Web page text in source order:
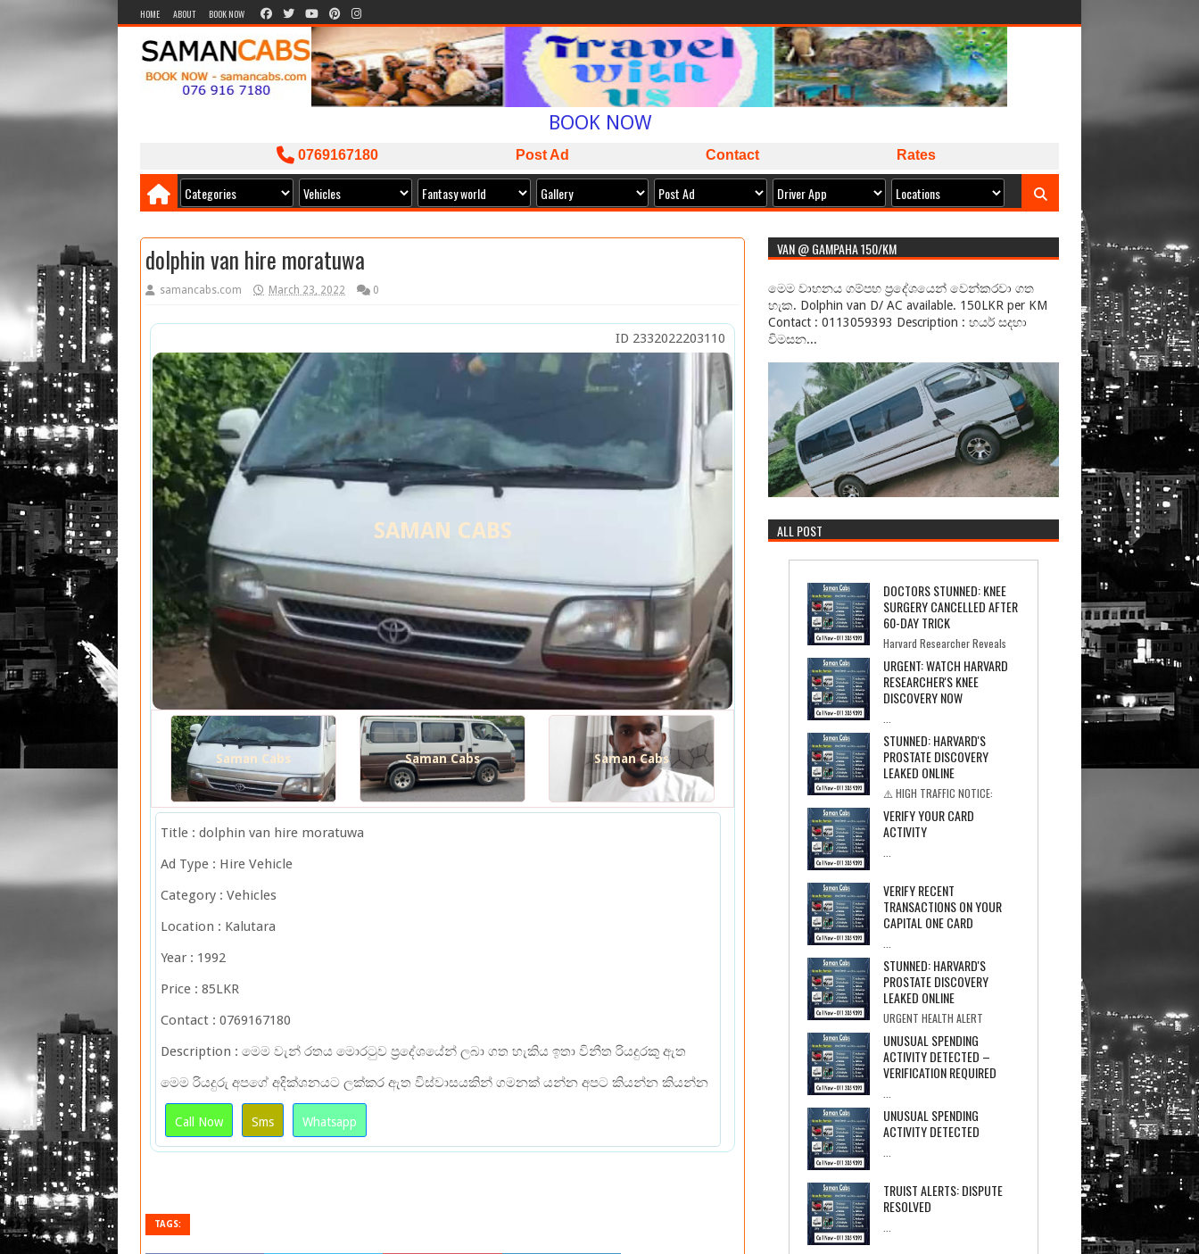
HOME ABOUT BOOK NOW
WELCOME TO
SAMAN CABS
BOOK NOW
ISLAND WIDE SERVICE
PACKAGES AVAILABLE
ඔබට අවශ්‍ය කාර් ලොරි බස් අඩුම මිලට අපෙන් !
0769167180 Post Ad Contact Rates
dolphin van hire moratuwa
samancabs.com March 23, 2022 0
ID 2332022203110
SAMAN CABS
Saman Cabs Saman Cabs Saman Cabs
Title : dolphin van hire moratuwa
Ad Type : Hire Vehicle
Category : Vehicles
Location : Kalutara
Year : 1992
Price : 85LKR
Contact : 0769167180
Description : මෙම වැන් රතය මොරටුව ප්‍රදේශයේන් ලබා ගත හැකිය ඉතා විනීත රියදුරකු ඇත
මෙම රියදුරු අපගේ අදික්ශනයට ලක්කර ඇත විස්වාසයකින් ගමනක් යන්න අපට කියන්න කියන්න
Call Now Sms Whatsapp
TAGS:
VAN @ GAMPAHA 150/KM
මෙම වාහනය ගම්පහ ප්‍රදේශයෙන් වෙන්කරවා ගත
හැක. Dolphin van D/ AC available. 150LKR per KM
Contact : 0113059393 Description : හයර් සදහා
විමසන...
ALL POST
DOCTORS STUNNED: KNEE
SURGERY CANCELLED AFTER
60-DAY TRICK
Harvard Researcher Reveals
the Simple Recipe That's Saving Americans From
Knee ...
URGENT: WATCH HARVARD
RESEARCHER'S KNEE
DISCOVERY NOW
STUNNED: HARVARD'S
PROSTATE DISCOVERY
LEAKED ONLINE
⚠️ HIGH TRAFFIC NOTICE:
Stream May End At Any Time ★★★★★ Over
71...
VERIFY YOUR CARD
ACTIVITY
VERIFY RECENT
TRANSACTIONS ON YOUR
CAPITAL ONE CARD
STUNNED: HARVARD'S
PROSTATE DISCOVERY
LEAKED ONLINE
URGENT HEALTH ALERT
PROSTATE COVER-UP Internal Documents Re...
UNUSUAL SPENDING
ACTIVITY DETECTED –
VERIFICATION REQUIRED
UNUSUAL SPENDING
ACTIVITY DETECTED
TRUIST ALERTS: DISPUTE
RESOLVED